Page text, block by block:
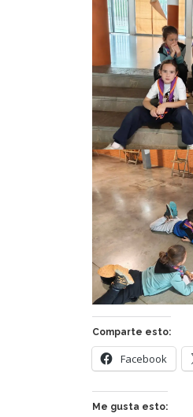
Comparte esto:
Facebook
Me gusta esto: